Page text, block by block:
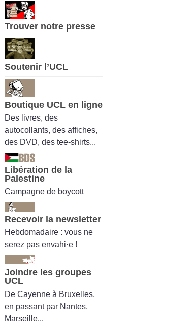
Trouver notre presse
Soutenir l’UCL
Boutique UCL en ligne
Des livres, des
autocollants, des affiches,
des DVD, des tee-shirts...
Libération de la
Palestine
Campagne de boycott
Recevoir la newsletter
Hebdomadaire : vous ne
serez pas envahi·e !
Joindre les groupes
UCL
De Cayenne à Bruxelles,
en passant par Nantes,
Marseille...